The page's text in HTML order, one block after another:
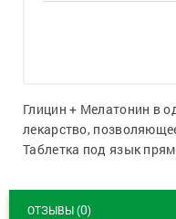
Глицин + Мелатонин в
лекарство,
Таблетка под язык
ОТЗЫВЫ (0)